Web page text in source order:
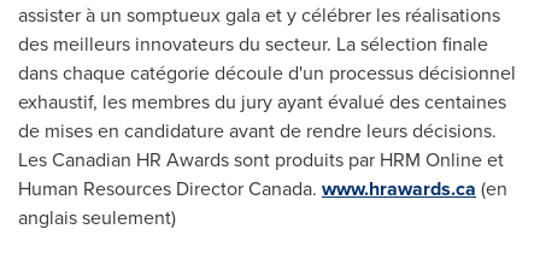
assister à un somptueux gala et y célébrer les réalisations
des meilleurs innovateurs du secteur. La sélection finale
dans chaque catégorie découle d'un processus décisionnel
exhaustif, les membres du jury ayant évalué des centaines
de mises en candidature avant de rendre leurs décisions.
Les Canadian HR Awards sont produits par HRM Online et
Human Resources Director Canada. www.hrawards.ca (en
anglais seulement)